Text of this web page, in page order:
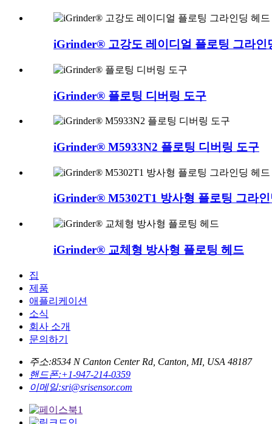
iGrinder® 고강도 레이디얼 플로팅 그라인
iGrinder® 플로팅 디버링 도구
iGrinder® M5933N2 플로팅 디버링 도구
iGrinder® M5302T1 방사형 플로팅 그라
iGrinder® 교체형 방사형 플로팅 헤드
집
제품
애플리케이션
소식
회사 소개
문의하기
주소:8534 N Canton Center Rd, Canton, MI, USA 48187
핸드폰:+1-947-214-0359
이메일:sri@srisensor.com